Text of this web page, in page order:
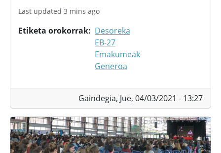
Last updated 3 mins ago
Etiketa orokorrak
Desoreka
EB-27
Emakumeak
Generoa
Gaindegia, Jue, 04/03/2021 - 13:27